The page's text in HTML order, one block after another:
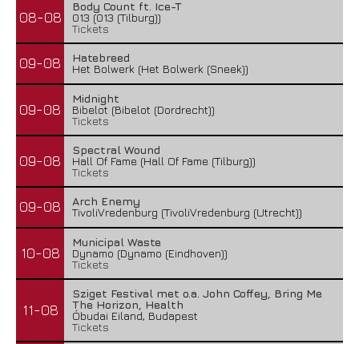
08-08
Body Count ft. Ice-T
013 (013 (Tilburg))
Tickets
09-08
Hatebreed
Het Bolwerk (Het Bolwerk (Sneek))
09-08
Midnight
Bibelot (Bibelot (Dordrecht))
Tickets
09-08
Spectral Wound
Hall Of Fame (Hall Of Fame (Tilburg))
Tickets
09-08
Arch Enemy
TivoliVredenburg (TivoliVredenburg (Utrecht))
10-08
Municipal Waste
Dynamo (Dynamo (Eindhoven))
Tickets
11-08
Sziget Festival met o.a. John Coffey, Bring Me
The Horizon, Health
Óbudai Eiland, Budapest
Tickets